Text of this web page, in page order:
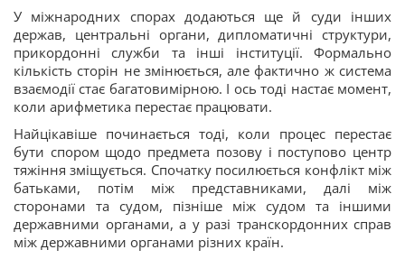
У міжнародних спорах додаються ще й суди інших
держав, центральні органи, дипломатичні структури,
прикордонні служби та інші інституції. Формально
кількість сторін не змінюється, але фактично ж система
взаємодії стає багатовимірною. І ось тоді настає момент,
коли арифметика перестає працювати.
Найцікавіше починається тоді, коли процес перестає
бути спором щодо предмета позову і поступово центр
тяжіння зміщується. Спочатку посилюється конфлікт між
батьками, потім між представниками, далі між
сторонами та судом, пізніше між судом та іншими
державними органами, а у разі транскордонних справ
між державними органами різних країн.